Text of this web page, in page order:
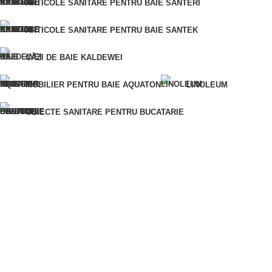
ARTICOLE SANITARE PENTRU BAIE SANTERI
ARTICOLE SANITARE PENTRU BAIE SANTEK
CĂZI DE BAIE KALDEWEI
MOBILIER PENTRU BAIE AQUATON LINOLEUM
OBIECTE SANITARE PENTRU BUCATARIE
dumneavoastră de telefon și vă vom contacta pentru a clarifica
detaliile comenzii.